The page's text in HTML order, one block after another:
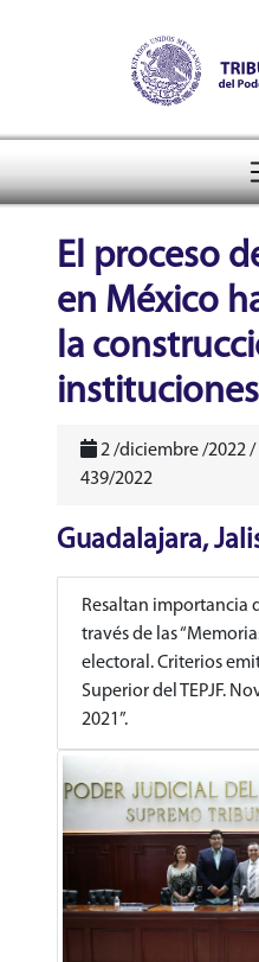
Tribunal
header
El proceso
en México
la
2 /diciembre /2022 /
439/2022
Guadalajara,
Resaltan importancia
través de las
electoral. Criterios
Superior del TEPJF.
2021”.